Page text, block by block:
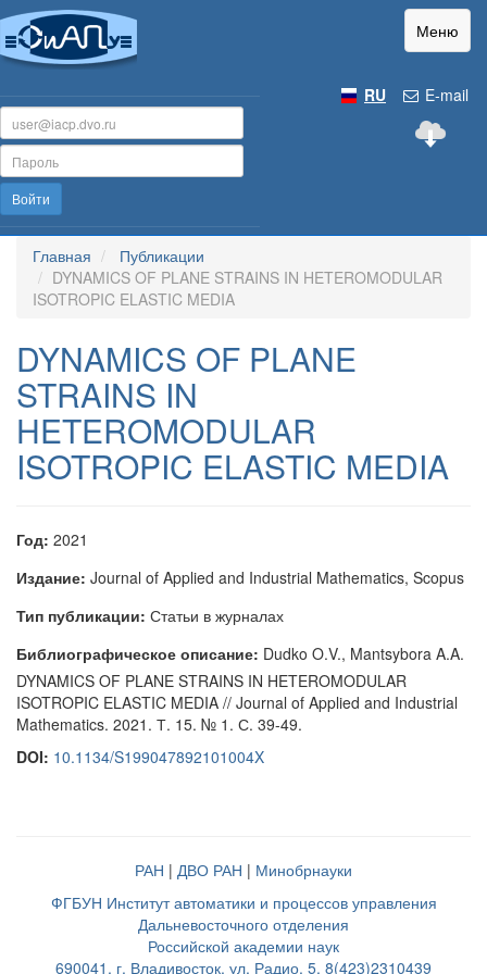
Меню
E-mail
RU
Войти
Главная
Публикации
DYNAMICS OF PLANE STRAINS IN HETEROMODULAR
ISOTROPIC ELASTIC MEDIA
DYNAMICS OF PLANE
STRAINS IN
HETEROMODULAR
ISOTROPIC ELASTIC MEDIA
Год: 2021
Издание: Journal of Applied and Industrial Mathematics, Scopus
Тип публикации: Статьи в журналах
Библиографическое описание: Dudko O.V., Mantsybora A.A.
DYNAMICS OF PLANE STRAINS IN HETEROMODULAR
ISOTROPIC ELASTIC MEDIA // Journal of Applied and Industrial
Mathematics. 2021. Т. 15. № 1. С. 39-49.
DOI: 10.1134/S199047892101004X
РАН | ДВО РАН | Минобрнауки
ФГБУН Институт автоматики и процессов управления
Дальневосточного отделения
Российской академии наук
690041, г. Владивосток, ул. Радио, 5, 8(423)2310439